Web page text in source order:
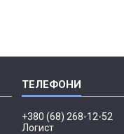
+380 (68) 268-12-52
Логист